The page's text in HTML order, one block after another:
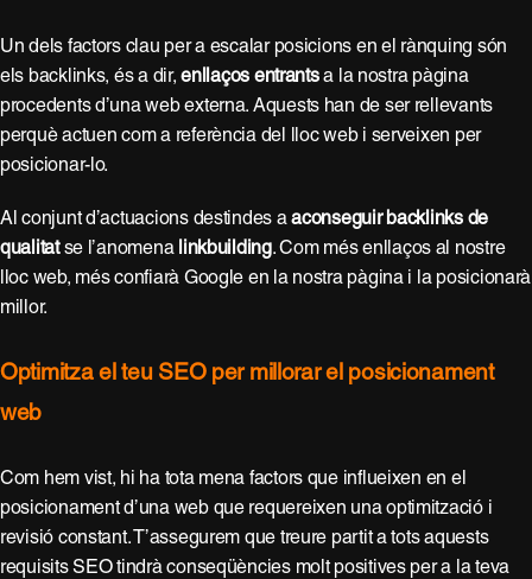
Un dels factors clau per a escalar posicions en el rànquing són
els backlinks, és a dir,enllaços entrantsa la nostra pàgina
procedents d’una web externa. Aquests han de ser rellevants
perquè actuen com a referència del lloc web i serveixen per
posicionar-lo.
Al conjunt d’actuacions destindes aaconseguir backlinks de
qualitatse l’anomena linkbuilding. Com més enllaços al nostre
lloc web, més confiarà Google en la nostra pàgina i la posicionarà
millor.
Optimitza el teu SEO per millorar el posicionament
web
Com hem vist, hi ha tota mena factors que influeixen en el
posicionament d’una web que requereixen una optimització i
revisió constant. T’assegurem que treure partit a tots aquests
requisits SEO tindrà conseqüències molt positives per a la teva